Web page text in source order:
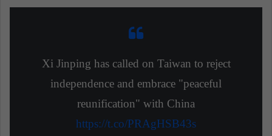
Xi Jinping has called on Taiwan to reject
independence and embrace "peaceful
reunification" with China
https://t.co/PRAgHSB43s